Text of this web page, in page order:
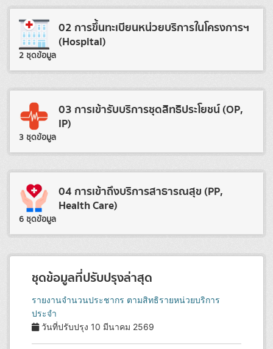
02 การขึ้นทะเบียนหน่วยบริการในโครงการฯ
(Hospital)
2 ชุดข้อมูล
03 การเข้ารับบริการชุดสิทธิประโยชน์ (OP,
IP)
3 ชุดข้อมูล
04 การเข้าถึงบริการสาธารณสุข (PP,
Health Care)
6 ชุดข้อมูล
ชุดข้อมูลที่ปรับปรุงล่าสุด
รายงานจำนวนประชากร ตามสิทธิรายหน่วยบริการ
ประจำ
วันที่ปรับปรุง 10 มีนาคม 2569